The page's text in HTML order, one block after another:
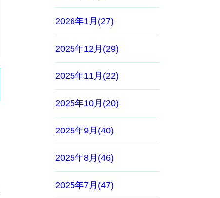
2026年1月(27)
2025年12月(29)
2025年11月(22)
2025年10月(20)
2025年9月(40)
2025年8月(46)
2025年7月(47)